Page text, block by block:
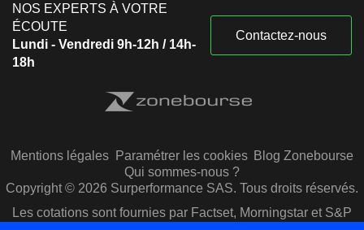
NOS EXPERTS À VOTRE
ÉCOUTE
Lundi - Vendredi 9h-12h / 14h-
18h
Contactez-nous
Mentions légales Paramétrer les cookies Blog Zonebourse
Qui sommes-nous ?
Copyright © 2026 Surperformance SAS. Tous droits réservés.
Les cotations sont fournies par Factset, Morningstar et S&P